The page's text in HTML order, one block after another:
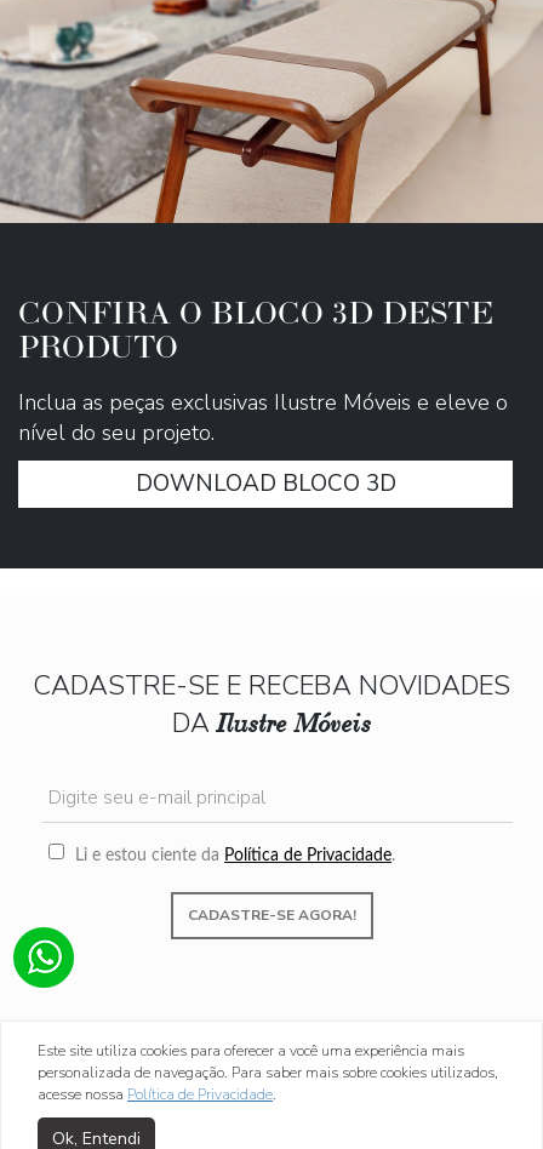
CONFIRA O BLOCO 3D DESTE
PRODUTO
Inclua as peças exclusivas Ilustre Móveis e eleve o
nível do seu projeto.
DOWNLOAD BLOCO 3D
CADASTRE-SE E RECEBA NOVIDADES
DAIlustre Móveis
Li e estou ciente da Política de Privacidade.
CADASTRE-SE AGORA!
Este site utiliza cookies para oferecer a você uma experiência mais
personalizada de navegação. Para saber mais sobre cookies utilizados,
acesse nossa Política de Privacidade.
Ok, Entendi